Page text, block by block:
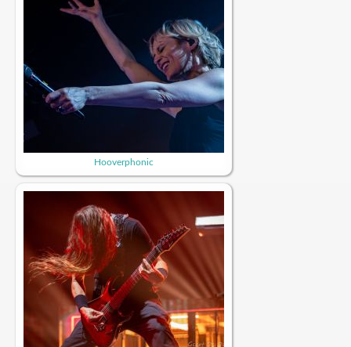
Hooverphonic